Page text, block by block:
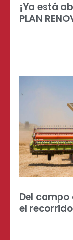
¡Ya está
PLAN
Del campo
el